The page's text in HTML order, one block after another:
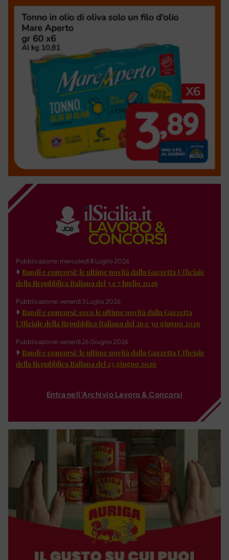
Pubblicazione: mercoledì 8 Luglio 2026
Bandi e concorsi: le ultime novità dalla Gazzetta Ufficiale
della Repubblica Italiana del 3 e 7 luglio 2026
Pubblicazione: venerdì 3 Luglio 2026
Bandi e concorsi: ecco le ultime novità dalla Gazzetta
Ufficiale della Repubblica Italiana del 26 e 30 giugno 2026
Pubblicazione: venerdì 26 Giugno 2026
Bandi e concorsi: le ultime novità dalla Gazzetta Ufficiale
della Repubblica Italiana del 23 giugno 2026
Entra nell'Archivio Lavoro & Concorsi